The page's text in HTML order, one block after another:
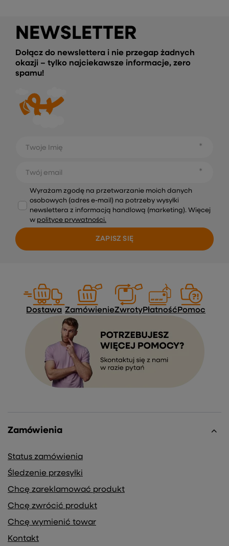
NEWSLETTER
Dołącz do newslettera i nie przegap żadnych
okazji – tylko najciekawsze informacje, zero
spamu!
Twoje Imię
Twój email
Wyrażam zgodę na przetwarzanie moich danych
osobowych (adres e-mail) na potrzeby wysyłki
newslettera z informacją handlową (marketing). Więcej
w polityce prywatności.
ZAPISZ SIĘ
Dostawa ZamówienieZwrotyPłatność Pomoc
Zamówienia
Status zamówienia
Śledzenie przesyłki
Chcę zareklamować produkt
Chcę zwrócić produkt
Chcę wymienić towar
Kontakt